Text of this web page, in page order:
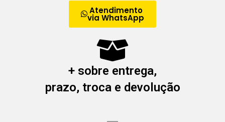
Atendimento
via WhatsApp
+ sobre entrega,
prazo, troca e devolução